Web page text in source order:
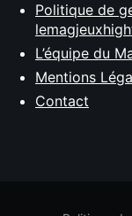
Politique de
L’équipe du
Mentions
Contact